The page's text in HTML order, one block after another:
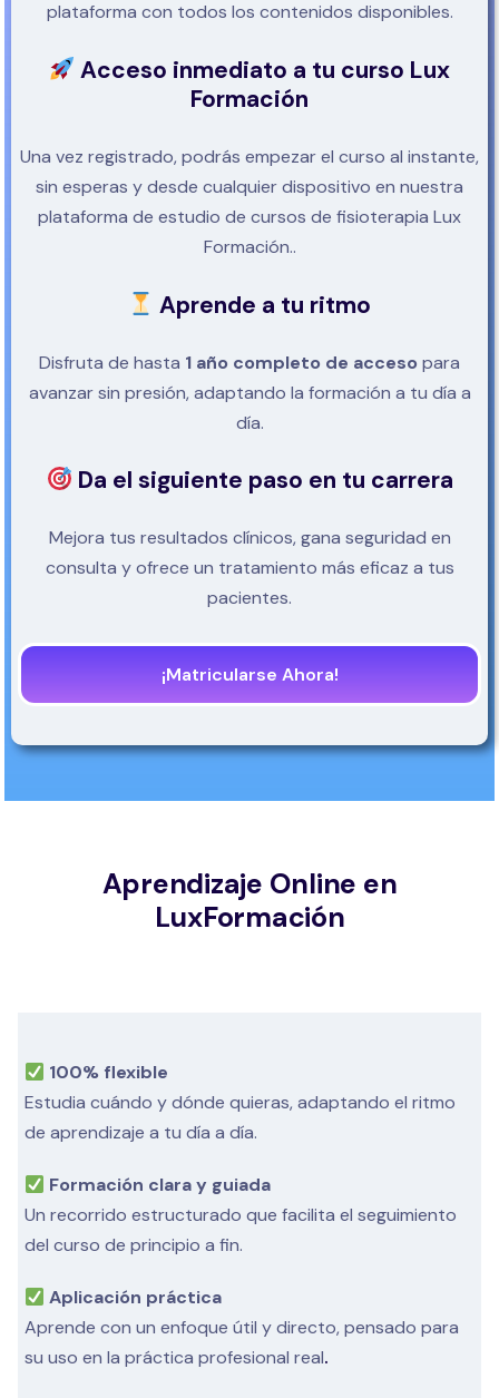
plataforma con todos los contenidos disponibles.
Acceso inmediato a tu curso Lux
Formación
Una vez registrado, podrás empezar el curso al instante,
sin esperas y desde cualquier dispositivo en nuestra
plataforma de estudio de cursos de fisioterapia Lux
Formación..
Aprende a tu ritmo
Disfruta de hasta 1 año completo de acceso para
avanzar sin presión, adaptando la formación a tu día a
día.
Da el siguiente paso en tu carrera
Mejora tus resultados clínicos, gana seguridad en
consulta y ofrece un tratamiento más eficaz a tus
pacientes.
¡Matricularse Ahora!
Aprendizaje Online en
LuxFormación
100% flexible
Estudia cuándo y dónde quieras, adaptando el ritmo
de aprendizaje a tu día a día.
Formación clara y guiada
Un recorrido estructurado que facilita el seguimiento
del curso de principio a fin.
Aplicación práctica
Aprende con un enfoque útil y directo, pensado para
su uso en la práctica profesional real.